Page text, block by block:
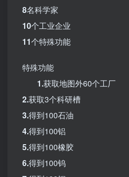
8名科学家
10个工业企业
11个特殊功能
特殊功能
1.获取地图外60个工厂
2.获取3个科研槽
3.得到100石油
4.得到100铝
5.得到100橡胶
6.得到100钨